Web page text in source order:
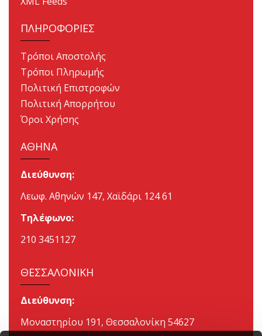
ΠΛΗΡΟΦΟΡΙΕΣ
Τρόποι Αποστολής
Τρόποι Πληρωμής
Πολιτική Επιστροφών
Πολιτική Απορρήτου
Όροι Χρήσης
ΑΘΗΝΑ
Διεύθυνση:
Λεωφ. Αθηνών 147, Χαϊδάρι 124 61
Τηλέφωνο:
210 3451127
ΘΕΣΣΑΛΟΝΙΚΗ
Διεύθυνση:
Μοναστηρίου 191, Θεσσαλονίκη 54627